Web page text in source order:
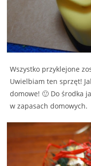
Wszystko przyklejone
Uwielbiam ten sprzęt!
domowe! 🙂 Do środka
w zapasach domowych.